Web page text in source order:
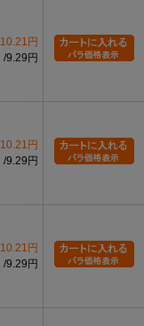
10.21円
9.29円
10.21円
9.29円
10.21円
9.29円